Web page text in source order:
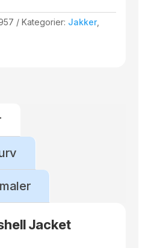
Kategorier: Jakker,
Jacket